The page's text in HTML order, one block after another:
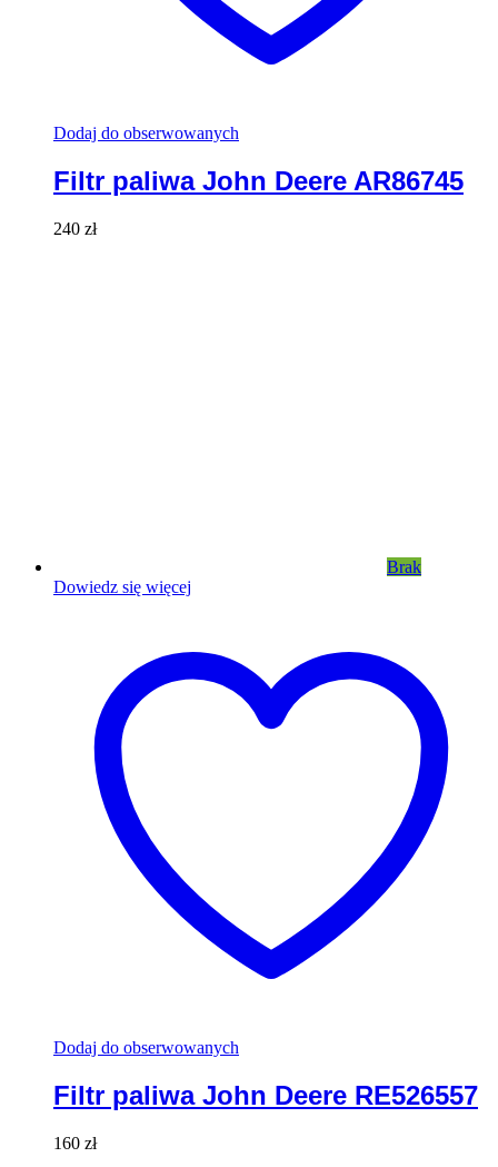
Dodaj do obserwowanych
Filtr paliwa John Deere AR86745
240 zł
Brak
Dowiedz się więcej
Dodaj do obserwowanych
Filtr paliwa John Deere RE526557
160 zł